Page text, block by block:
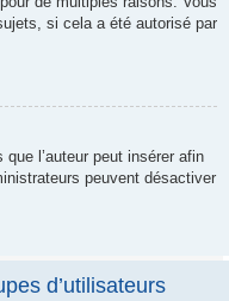
si cela a été autorisé par
l’auteur peut insérer afin
peuvent désactiver
d’utilisateurs